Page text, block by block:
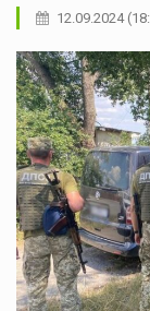
12.09.2024